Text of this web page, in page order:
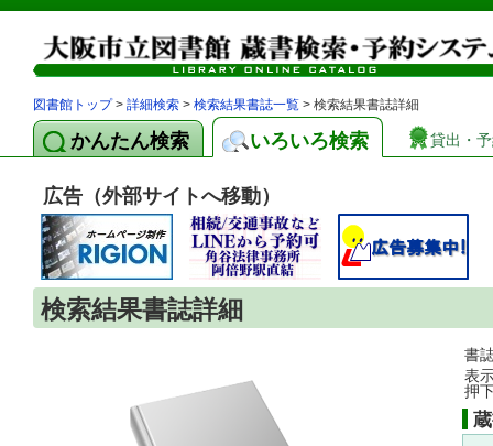
図書館トップ> 詳細検索 > 検索結果書誌一覧 > 検索結果書誌詳細
かんたん検索 いろいろ検索 貸出・
広告（外部サイトへ移動）
検索結果書誌詳細
書
表
押